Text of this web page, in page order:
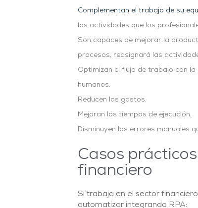
Complementan el trabajo de su
las actividades que los
Son capaces de mejorar la
procesos, reasignará las
Optimizan el flujo de trabajo con
humanos.
Reducen los gastos.
Mejoran los tiempos de ejecución.
Disminuyen los errores manuales
Casos
financiero
Si trabaja en el sector
automatizar integrando RPA: